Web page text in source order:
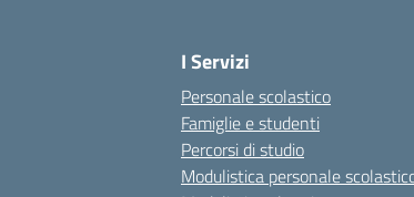
I Servizi
Personale scolastico
Famiglie e studenti
Percorsi di studio
Modulistica personale